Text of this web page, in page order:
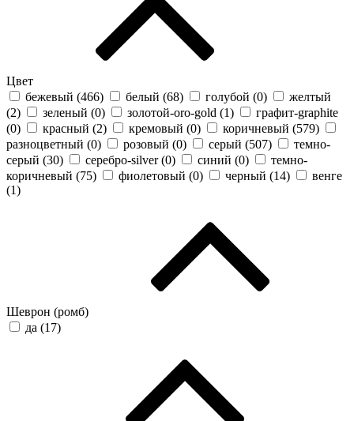
Цвет
бежевый (466) белый (68) голубой (0)
желтый
(2) зеленый (0) золотой-oro-gold (1)
графит-graphite
(0) красный (2) кремовый (0) коричневый (579)
разноцветный (0) розовый (0) серый (507)
темно-
серый (30) серебро-silver (0) синий (0)
темно-
коричневый (75) фиолетовый (0) черный (14)
венге
(1)
Шеврон (ромб)
да (17)